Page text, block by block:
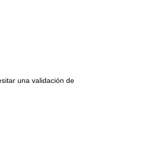
una validación de